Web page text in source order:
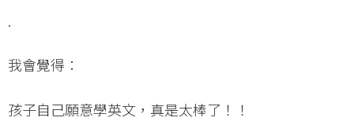
.
我會覺得：
孩子自己願意學英文，真是太棒了！！